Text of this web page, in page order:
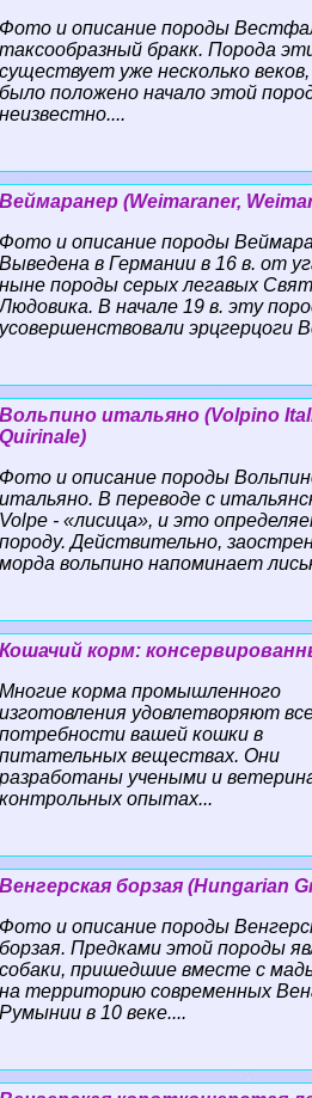
Фото и описание породы
таксообразный бpaкк. Порода
существует уже несколько веков,
было положено начало этой
неизвестно....
Веймаранер (Weimaraner,
Фото и описание породы
Выведена в Германии в 16 в. от
ныне породы серых легавых
Людовика. В начале 19 в. эту
усовершенствовали эрцгерцоги
Вольпино итальяно (Volpino
Quirinale)
Фото и описание породы
итальяно. В переводе с
Volpe - «лисица», и это
породу. Действительно,
морда вольпино напоминает
Кошачий корм:
Многие корма промышленного
изготовления удовлетворяют
потребности вашей кошки в
питательных веществах. Они
разработаны учеными и
контрольных опытах...
Венгерская борзая (Hungarian
Фото и описание породы
борзая. Предками этой породы
собаки, пришедшие вместе с
на территорию современных
Румынии в 10 веке....